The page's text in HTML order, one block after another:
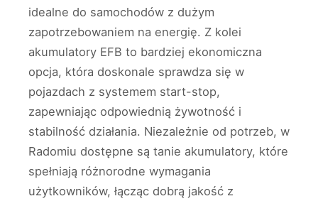
idealne do samochodów z dużym
zapotrzebowaniem na energię. Z kolei
akumulatory EFB to bardziej ekonomiczna
opcja, która doskonale sprawdza się w
pojazdach z systemem start-stop,
zapewniając odpowiednią żywotność i
stabilność działania. Niezależnie od potrzeb, w
Radomiu dostępne są tanie akumulatory, które
spełniają różnorodne wymagania
użytkowników, łącząc dobrą jakość z